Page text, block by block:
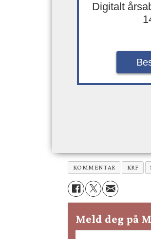
Digitalt
KOMMENTAR KRF
Meld deg på